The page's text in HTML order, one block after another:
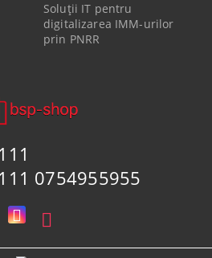
0754955955
Soluții IT pentru
digitalizarea IMM-urilor
prin PNRR